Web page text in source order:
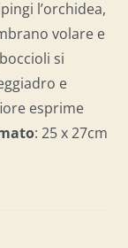
l’orchidea,
volare e
si
e
esprime
: 25 x 27cm